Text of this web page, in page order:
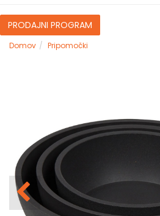
PRODAJNI PROGRAM
Domov Pripomočki